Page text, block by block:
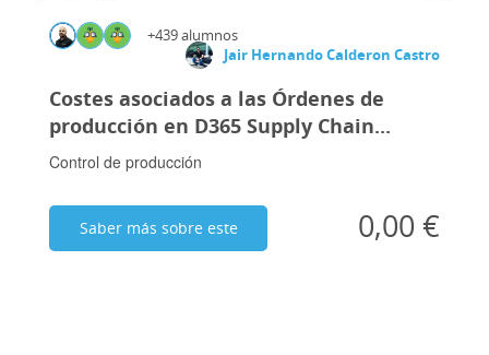
+439 alumnos
Jair Hernando Calderon Castro
Costes asociados a las Órdenes de
producción en D365 Supply Chain...
Control de producción
Saber más sobre este 0,00 €